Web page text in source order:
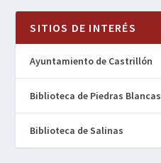
SITIOS DE INTERÉS
Ayuntamiento de Castrillón
Biblioteca de Piedras Blancas
Biblioteca de Salinas